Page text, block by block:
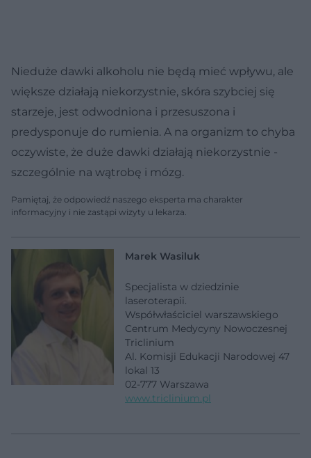
Nieduże dawki alkoholu nie będą mieć wpływu, ale
większe działają niekorzystnie, skóra szybciej się
starzeje, jest odwodniona i przesuszona i
predysponuje do rumienia. A na organizm to chyba
oczywiste, że duże dawki działają niekorzystnie -
szczególnie na wątrobę i mózg.
Pamiętaj, że odpowiedź naszego eksperta ma charakter
informacyjny i nie zastąpi wizyty u lekarza.
Marek Wasiluk
Specjalista w dziedzinie
laseroterapii.
Współwłaściciel warszawskiego
Centrum Medycyny Nowoczesnej
Triclinium
Al. Komisji Edukacji Narodowej 47
lokal 13
02-777 Warszawa
www.triclinium.pl